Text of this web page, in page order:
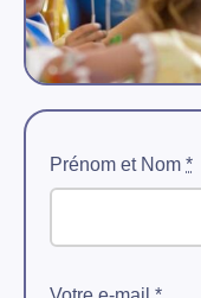
Prénom et Nom *